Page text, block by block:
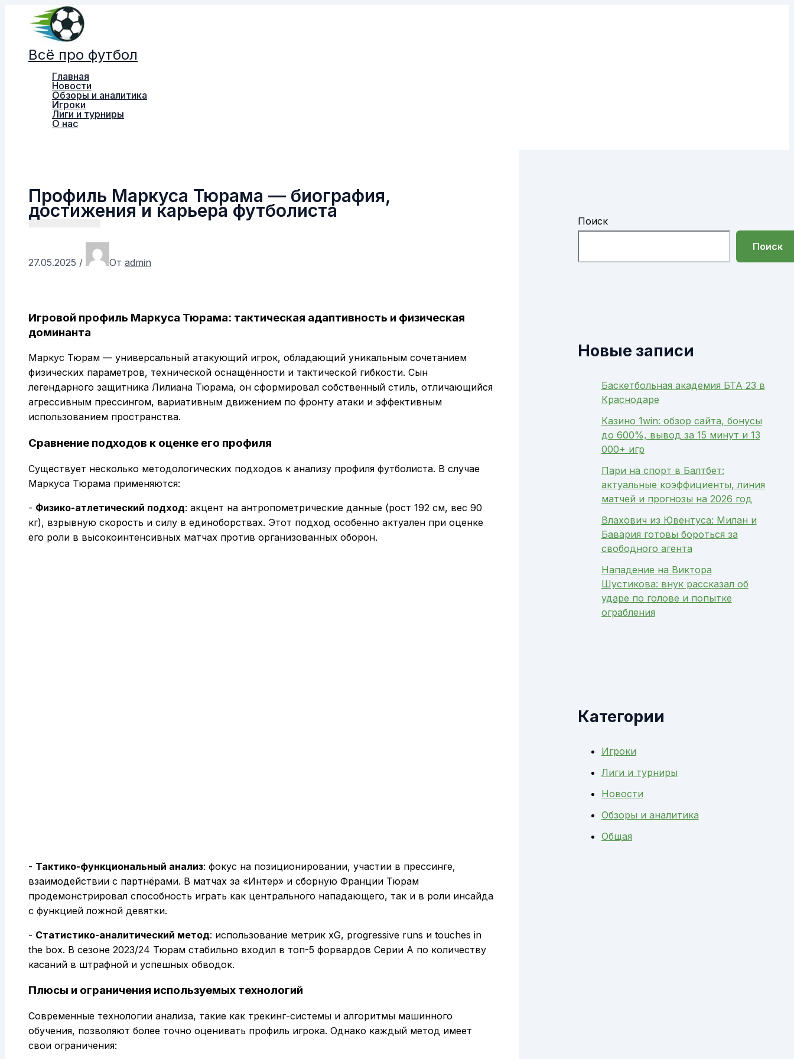
Перейти
содержимому
Всё про футбол
Главная
Новости
Обзоры и аналитика
Игроки
Лиги и турниры
О нас
Профиль Маркуса Тюрама — биография,
достижения и карьера футболиста
27.05.2025 / От admin
Игровой профиль Маркуса Тюрама: тактическая адаптивность и физическая
доминанта
Маркус Тюрам — универсальный атакующий игрок, обладающий уникальным сочетанием
физических параметров, технической оснащённости и тактической гибкости. Сын
легендарного защитника Лилиана Тюрама, он сформировал собственный стиль, отличающийся
агрессивным прессингом, вариативным движением по фронту атаки и эффективным
использованием пространства.
Сравнение подходов к оценке его профиля
Существует несколько методологических подходов к анализу профиля футболиста. В случае
Маркуса Тюрама применяются:
- Физико-атлетический подход: акцент на антропометрические данные (рост 192 см, вес 90
кг), взрывную скорость и силу в единоборствах. Этот подход особенно актуален при оценке
его роли в высокоинтенсивных матчах против организованных оборон.
- Тактико-функциональный анализ: фокус на позиционировании, участии в прессинге,
взаимодействии с партнёрами. В матчах за «Интер» и сборную Франции Тюрам
продемонстрировал способность играть как центрального нападающего, так и в роли инсайда
с функцией ложной девятки.
- Статистико-аналитический метод: использование метрик xG, progressive runs и touches in
the box. В сезоне 2023/24 Тюрам стабильно входил в топ-5 форвардов Серии А по количеству
касаний в штрафной и успешных обводок.
Плюсы и ограничения используемых технологий
Современные технологии анализа, такие как трекинг-системы и алгоритмы машинного
обучения, позволяют более точно оценивать профиль игрока. Однако каждый метод имеет
свои ограничения:
Поиск
Поиск
Новые записи
Баскетбольная академия БТА 23 в
Краснодаре
Казино 1win: обзор сайта, бонусы
до 600%, вывод за 15 минут и 13
000+ игр
Пари на спорт в Балтбет:
актуальные коэффициенты, линия
матчей и прогнозы на 2026 год
Влахович из Ювентуса: Милан и
Бавария готовы бороться за
свободного агента
Нападение на Виктора
Шустикова: внук рассказал об
ударе по голове и попытке
ограбления
Категории
Игроки
Лиги и турниры
Новости
Обзоры и аналитика
Общая